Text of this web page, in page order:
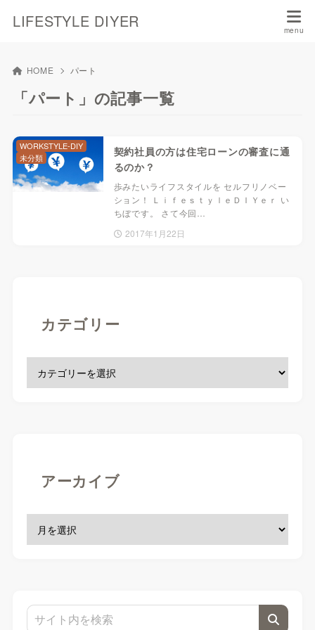
LIFESTYLE DIYER
HOME パート
「パート」の記事一覧
契約社員の方は住宅ローンの審査に通
るのか？
歩みたいライフスタイルを セルフリノベー
ション！ ＬｉｆｅｓｔｙｌｅＤＩＹｅｒ い
ちぼです。 さて今回…
2017年1月22日
WORKSTYLE-DIY
未分類
カテゴリー
アーカイブ